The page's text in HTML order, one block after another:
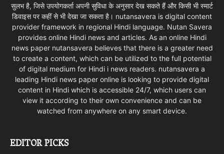
सुलभ है, जिसे उपयोगकर्ता अपनी सुविधा के अनुसार देख सकते हैं और किसी भी स्मार्ट
डिवाइस पर कहीं से भी देखा जा सकता है। nutansavera is digital content
provider framework in regional Hindi language. Nutan Savera
provides online Hindi news and articles. As an online Hindi
news paper nutansavera believes that there is a greater need
to create a content, which can be utilized to the full potential
of digital medium for Hindi i news readers. nutansavera a
leading Hindi news paper online is looking to provide digital
content in Hindi which is accessible 24/7, which users can
view it according to their own convenience and can be
watched from anywhere on any smart device.
EDITOR PICKS